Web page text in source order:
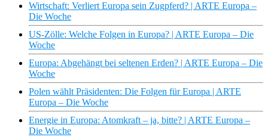
Wirtschaft: Verliert Europa sein Zugpferd? | ARTE Europa –
Die Woche
US-Zölle: Welche Folgen in Europa? | ARTE Europa – Die
Woche
Europa: Abgehängt bei seltenen Erden? | ARTE Europa – Die
Woche
Polen wählt Präsidenten: Die Folgen für Europa | ARTE
Europa – Die Woche
Energie in Europa: Atomkraft – ja, bitte? | ARTE Europa –
Die Woche